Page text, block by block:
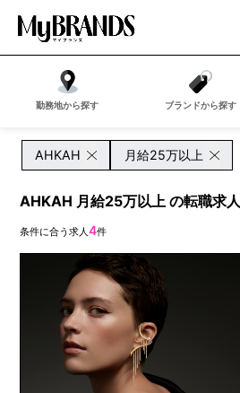
勤務地から探す ブランドから探す
AHKAH 月給25万以上
AHKAH 月給25万以上 の転職求人
条件に合う求人4件